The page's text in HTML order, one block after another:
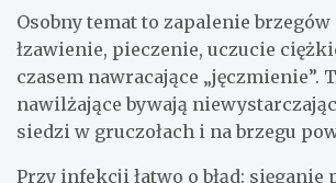
Osobny temat to zapalenie
łzawienie, pieczenie, uczucie
czasem nawracające „jęczmienie”.
nawilżające bywają
siedzi w gruczołach i na brzegu
Przy infekcji łatwo o błąd: sięganie